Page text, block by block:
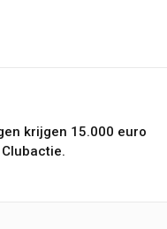
krijgen 15.000 euro